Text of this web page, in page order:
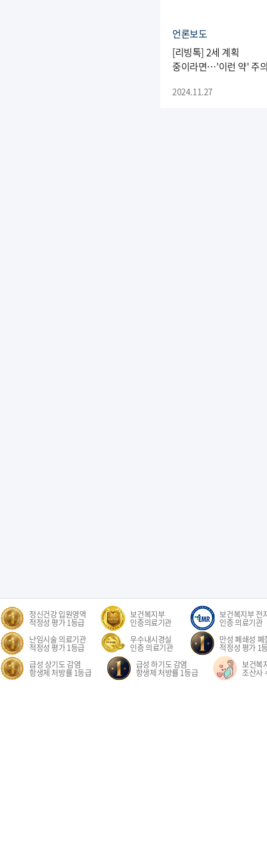
언론보도
[리빙톡] 2세 계획
중이라면…'이런 약' 주
2024.11.27
정신건강 입원영역
적정성 평가 1등급
보건복지부
인증의료기관
보건복지부 전
인증 의료기관
난임시술 의료기관
적정성 평가 1등급
우수내시경실
인증 의료기관
만성 폐쇄성
적정성 평가 1
급성 상기도 감염
항생제 처방률 1등급
급성 하기도 감염
항생제 처방률 1등급
보건복
조산사